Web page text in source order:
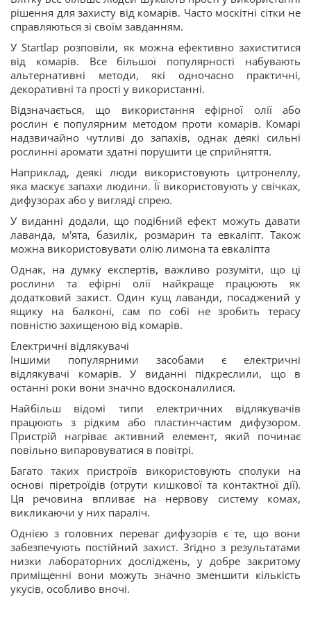
рішення для захисту від комарів. Часто москітні сітки не
справляються зі своїм завданням.
У Startlap розповіли, як можна ефективно захиститися
від комарів. Все більшої популярності набувають
альтернативні методи, які одночасно практичні,
декоративні та прості у використанні.
Відзначається, що використання ефірної олії або
рослин є популярним методом проти комарів. Комарі
надзвичайно чутливі до запахів, однак деякі сильні
рослинні аромати здатні порушити це сприйняття.
Наприклад, деякі люди використовують цитронеллу,
яка маскує запахи людини. Її використовують у свічках,
дифузорах або у вигляді спрею.
У виданні додали, що подібний ефект можуть давати
лаванда, м'ята, базилік, розмарин та евкаліпт. Також
можна використовувати олію лимона та евкаліпта
Однак, на думку експертів, важливо розуміти, що ці
рослини та ефірні олії найкраще працюють як
додатковий захист. Один кущ лаванди, посаджений у
ящику на балконі, сам по собі не зробить терасу
повністю захищеною від комарів.
Електричні відлякувачі
Іншими популярними засобами є електричні
відлякувачі комарів. У виданні підкреслили, що в
останні роки вони значно вдосконалилися.
Найбільш відомі типи електричних відлякувачів
працюють з рідким або пластинчастим дифузором.
Пристрій нагріває активний елемент, який починає
повільно випаровуватися в повітрі.
Багато таких пристроїв використовують сполуки на
основі піретроїдів (отрути кишкової та контактної дії).
Ця речовина впливає на нервову систему комах,
викликаючи у них параліч.
Однією з головних переваг дифузорів є те, що вони
забезпечують постійний захист. Згідно з результатами
низки лабораторних досліджень, у добре закритому
приміщенні вони можуть значно зменшити кількість
укусів, особливо вночі.